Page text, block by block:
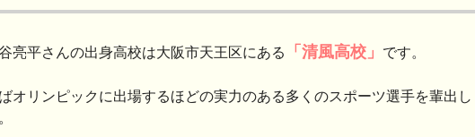
亮平さんの出身高校は大阪市天王区にある 「清風高校」 です。
オリンピックに出場するほどの実力のある多くのスポーツ選手を輩出し